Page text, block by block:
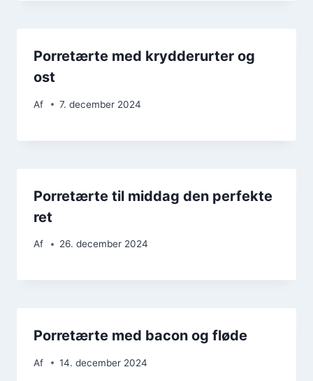
Porretærte med krydderurter og
ost
Af 7. december 2024
Porretærte til middag den perfekte
ret
Af 26. december 2024
Porretærte med bacon og fløde
Af 14. december 2024